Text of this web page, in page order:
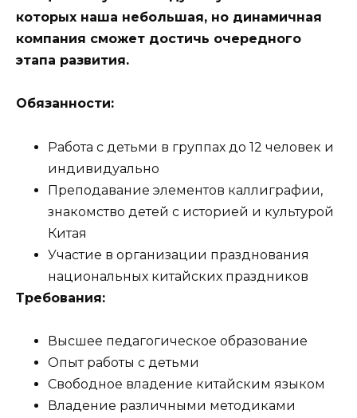
которых наша небольшая, но динамичная
компания сможет достичь очередного
этапа развития.
Обязанности:
Работа с детьми в группах до 12 человек и
индивидуально
Преподавание элементов каллиграфии,
знакомство детей с историей и культурой
Китая
Участие в организации празднования
национальных китайских праздников
Требования:
Высшее педагогическое образование
Опыт работы с детьми
Свободное владение китайским языком
Владение различными методиками